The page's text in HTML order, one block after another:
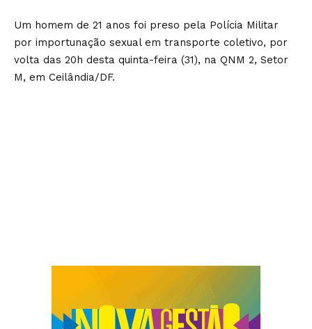
Um homem de 21 anos foi preso pela Polícia Militar
por importunação sexual em transporte coletivo, por
volta das 20h desta quinta-feira (31), na QNM 2, Setor
M, em Ceilândia/DF.